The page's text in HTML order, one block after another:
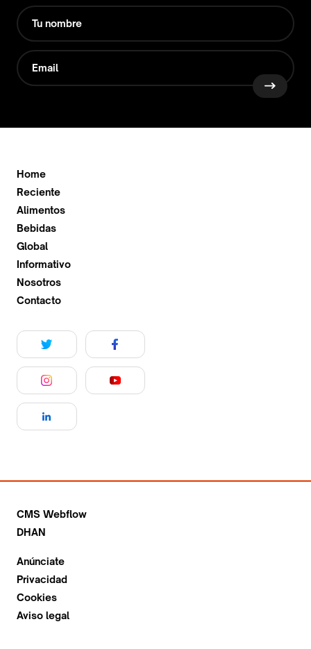
Home
Reciente
Alimentos
Bebidas
Global
Informativo
Nosotros
Contacto
CMS Webflow
DHAN
Anúnciate
Privacidad
Cookies
Aviso legal